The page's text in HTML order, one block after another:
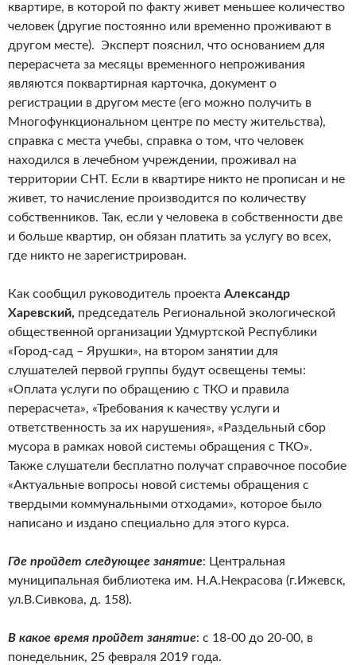
квартире, в которой по факту живет меньшее количество
человек (другие постоянно или временно проживают в
другом месте). Эксперт пояснил, что основанием для
перерасчета за месяцы временного непроживания
являются поквартирная карточка, документ о
регистрации в другом месте (его можно получить в
Многофункциональном центре по месту жительства),
справка с места учебы, справка о том, что человек
находился в лечебном учреждении, проживал на
территории СНТ. Если в квартире никто не прописан и не
живет, то начисление производится по количеству
собственников. Так, если у человека в собственности две
и больше квартир, он обязан платить за услугу во всех,
где никто не зарегистрирован.
Как сообщил руководитель проекта Александр
Харевский, председатель Региональной экологической
общественной организации Удмуртской Республики
«Город-сад – Ярушки», на втором занятии для
слушателей первой группы будут освещены темы:
«Оплата услуги по обращению с ТКО и правила
перерасчета», «Требования к качеству услуги и
ответственность за их нарушения», «Раздельный сбор
мусора в рамках новой системы обращения с ТКО».
Также слушатели бесплатно получат справочное пособие
«Актуальные вопросы новой системы обращения с
твердыми коммунальными отходами», которое было
написано и издано специально для этого курса.
Где пройдет следующее занятие: Центральная
муниципальная библиотека им. Н.А.Некрасова (г.Ижевск,
ул.В.Сивкова, д. 158).
В какое время пройдет занятие: с 18-00 до 20-00, в
понедельник, 25 февраля 2019 года.